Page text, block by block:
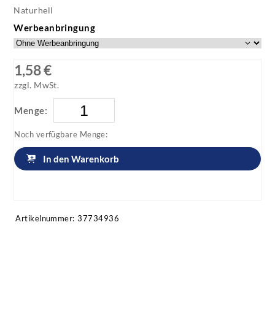
Naturhell
Werbeanbringung
1,58 €
zzgl. MwSt.
Menge:
Noch verfügbare Menge:
In den Warenkorb
Artikelnummer: 37734936